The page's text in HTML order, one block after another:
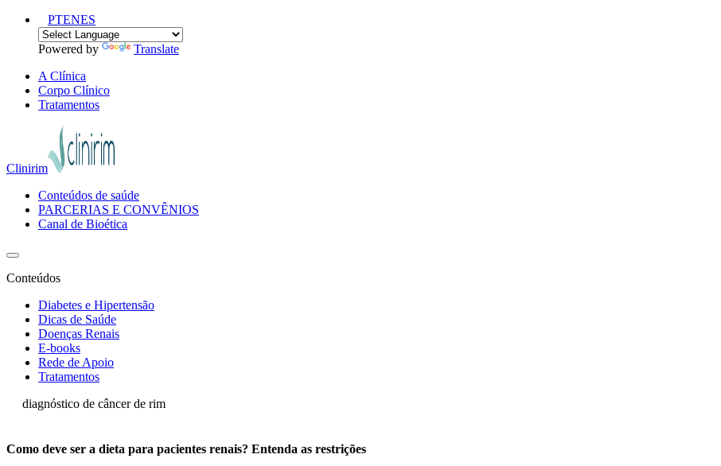
PTENES
Powered by
Translate
A Clínica
Corpo Clínico
Tratamentos
Clinirim
Conteúdos de saúde
PARCERIAS E CONVÊNIOS
Canal de Bioética
Conteúdos
Diabetes e Hipertensão
Dicas de Saúde
Doenças Renais
E-books
Rede de Apoio
Tratamentos
diagnóstico de câncer de rim
Como deve ser a dieta para pacientes renais? Entenda as restrições